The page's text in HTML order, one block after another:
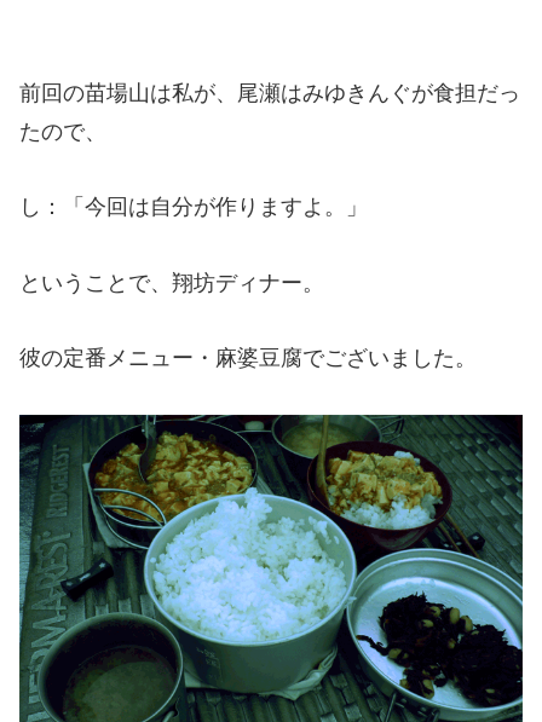
前回の苗場山は私が、尾瀬はみゆきんぐが食担だっ
たので、
し：「今回は自分が作りますよ。」
ということで、翔坊ディナー。
彼の定番メニュー・麻婆豆腐でございました。